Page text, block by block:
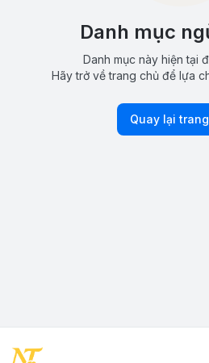
Danh mục
Danh mục này hiện tại
Hãy trở về trang chủ để lựa
Quay lại